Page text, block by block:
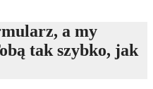
a my
tak szybko, jak